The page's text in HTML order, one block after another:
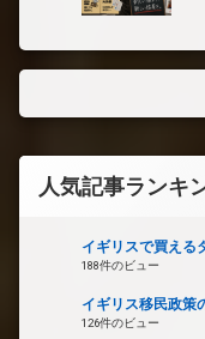
人気記事ランキ
イギリスで買える
188件のビュー
イギリス移民政策
126件のビュー